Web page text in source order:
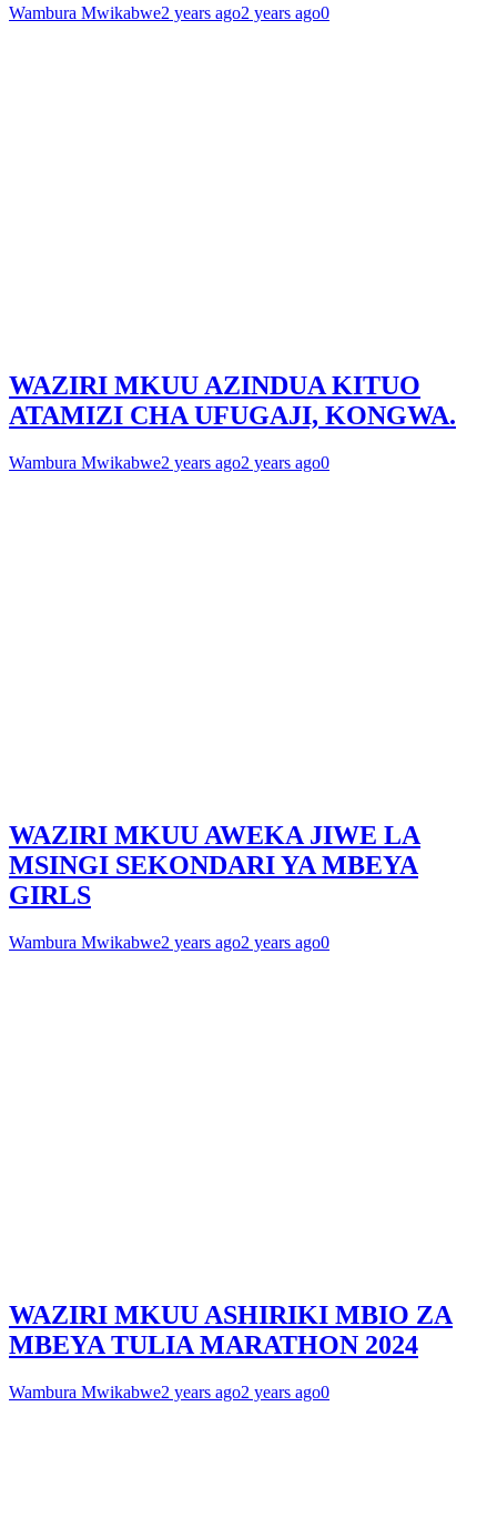
Wambura Mwikabwe2 years ago2 years ago0
WAZIRI MKUU AZINDUA KITUO
ATAMIZI CHA UFUGAJI, KONGWA.
Wambura Mwikabwe2 years ago2 years ago0
WAZIRI MKUU AWEKA JIWE LA
MSINGI SEKONDARI YA MBEYA
GIRLS
Wambura Mwikabwe2 years ago2 years ago0
WAZIRI MKUU ASHIRIKI MBIO ZA
MBEYA TULIA MARATHON 2024
Wambura Mwikabwe2 years ago2 years ago0